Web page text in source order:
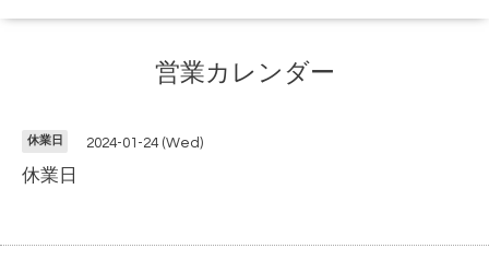
営業カレンダー
休業日 2024-01-24 (Wed)
休業日